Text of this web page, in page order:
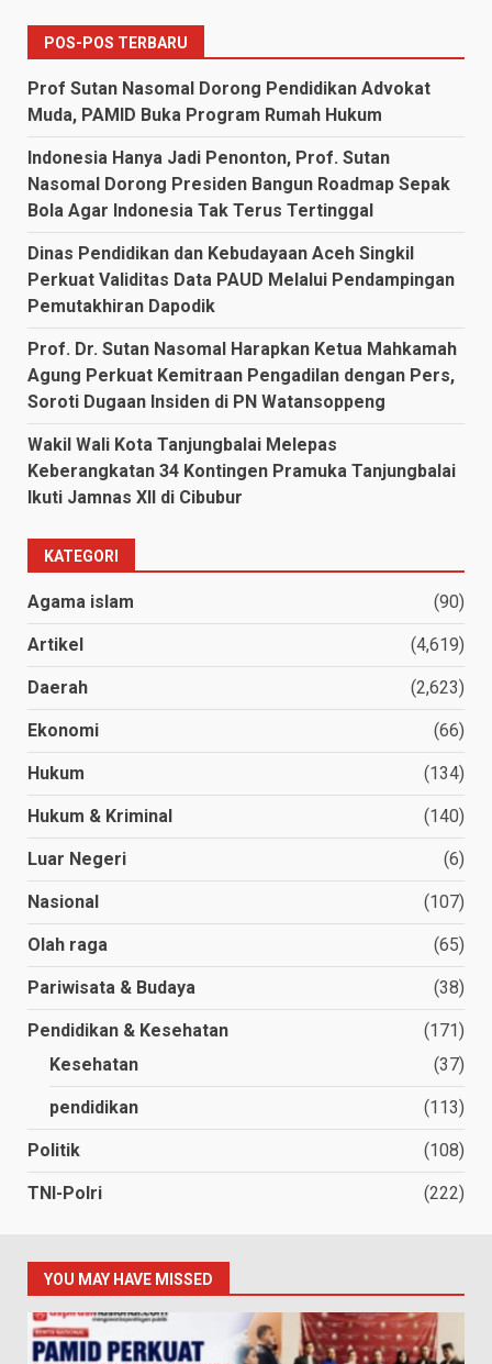
POS-POS TERBARU
Prof Sutan Nasomal Dorong Pendidikan Advokat
Muda, PAMID Buka Program Rumah Hukum
Indonesia Hanya Jadi Penonton, Prof. Sutan
Nasomal Dorong Presiden Bangun Roadmap Sepak
Bola Agar Indonesia Tak Terus Tertinggal
Dinas Pendidikan dan Kebudayaan Aceh Singkil
Perkuat Validitas Data PAUD Melalui Pendampingan
Pemutakhiran Dapodik
Prof. Dr. Sutan Nasomal Harapkan Ketua Mahkamah
Agung Perkuat Kemitraan Pengadilan dengan Pers,
Soroti Dugaan Insiden di PN Watansoppeng
Wakil Wali Kota Tanjungbalai Melepas
Keberangkatan 34 Kontingen Pramuka Tanjungbalai
Ikuti Jamnas XII di Cibubur
KATEGORI
Agama islam (90)
Artikel (4,619)
Daerah (2,623)
Ekonomi (66)
Hukum (134)
Hukum & Kriminal (140)
Luar Negeri (6)
Nasional (107)
Olah raga (65)
Pariwisata & Budaya (38)
Pendidikan & Kesehatan
(171)
Kesehatan
(37)
pendidikan (113)
Politik (108)
TNI-Polri (222)
YOU MAY HAVE MISSED